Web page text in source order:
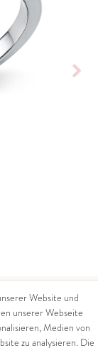
Website und
unserer Webseite
Medien von
zu analysieren. Die